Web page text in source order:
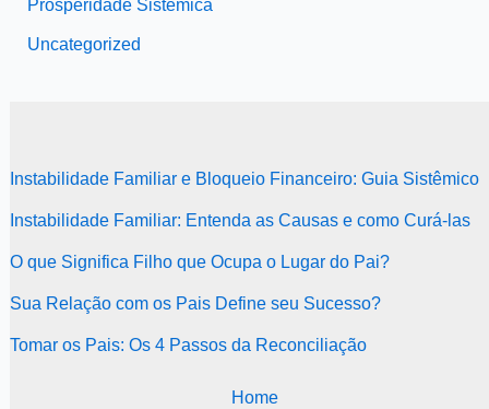
Prosperidade Sistêmica
Uncategorized
Instabilidade Familiar e Bloqueio Financeiro: Guia Sistêmico
Instabilidade Familiar: Entenda as Causas e como Curá-las
O que Significa Filho que Ocupa o Lugar do Pai?
Sua Relação com os Pais Define seu Sucesso?
Tomar os Pais: Os 4 Passos da Reconciliação
Home